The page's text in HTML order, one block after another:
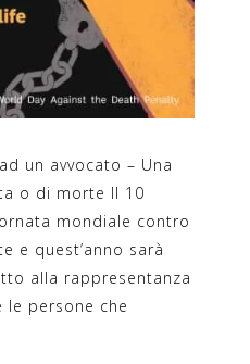
un avvocato – Una
o di morte Il 10
mondiale contro
e quest’anno sarà
alla rappresentanza
le persone che